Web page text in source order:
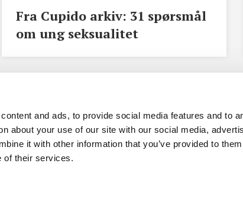
and ads, to provide social media features and to
about your use of our site with our social media,
it with other information that you’ve provided to
of their services.
Fra Cupido arkiv: 31 spørsmål
om ung seksualitet
Hverdag AS
Kontakt info